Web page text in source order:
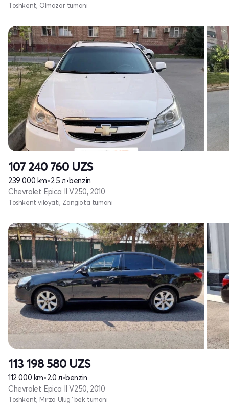
Toshkent, Olmazor tumani
107 240 760 UZS
239 000 km•2.5 л•benzin
Chevrolet Epica II V250, 2010
Toshkent viloyati, Zangiota tumani
113 198 580 UZS
112 000 km•2.0 л•benzin
Chevrolet Epica II V250, 2010
Toshkent, Mirzo Ulug`bek tumani